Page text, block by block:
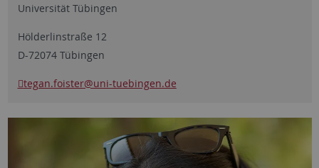
Universität Tübingen
Hölderlinstraße 12
D-72074 Tübingen
tegan.foister@uni-tuebingen.de